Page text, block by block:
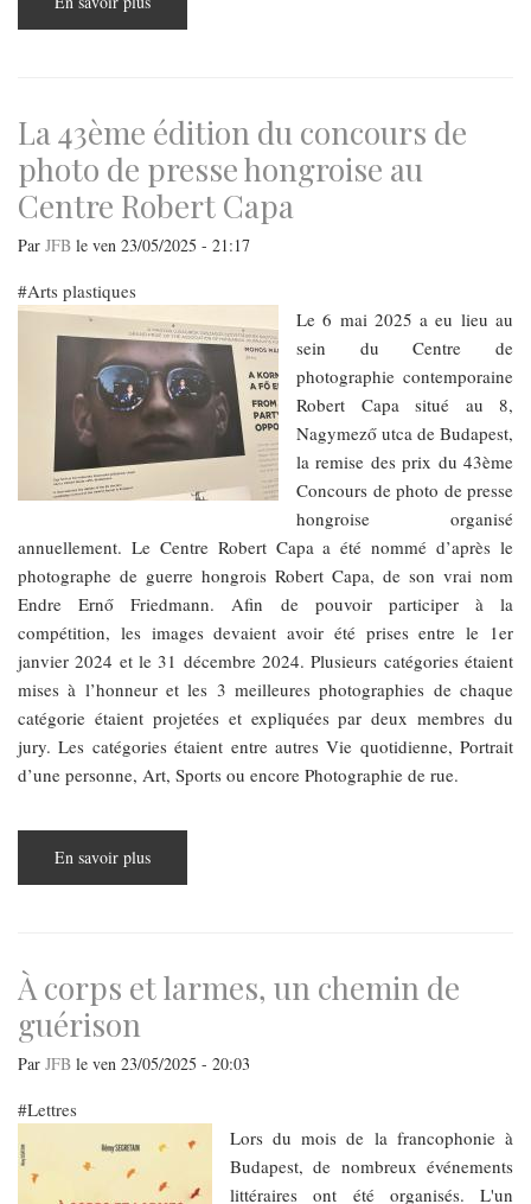
de
d’une
édition
historique
La 43ème édition du concours de
photo de presse hongroise au
Centre Robert Capa
Par JFB le ven 23/05/2025 - 21:17
Arts plastiques
Le 6 mai 2025 a eu lieu au
sein du Centre de
photographie contemporaine
Robert Capa situé au 8,
Nagymező utca de Budapest,
la remise des prix du 43ème
Concours de photo de presse
hongroise organisé
annuellement. Le Centre Robert Capa a été nommé d’après le
photographe de guerre hongrois Robert Capa, de son vrai nom
Endre Ernő Friedmann. Afin de pouvoir participer à la
compétition, les images devaient avoir été prises entre le 1er
janvier 2024 et le 31 décembre 2024. Plusieurs catégories étaient
mises à l’honneur et les 3 meilleures photographies de chaque
catégorie étaient projetées et expliquées par deux membres du
jury. Les catégories étaient entre autres Vie quotidienne, Portrait
d’une personne, Art, Sports ou encore Photographie de rue.
En savoir plus
43ème
photo
de
presse
Centre
Robert
À corps et larmes, un chemin de
guérison
Par JFB le ven 23/05/2025 - 20:03
Lettres
Lors du mois de la francophonie à
Budapest, de nombreux événements
littéraires ont été organisés. L'un